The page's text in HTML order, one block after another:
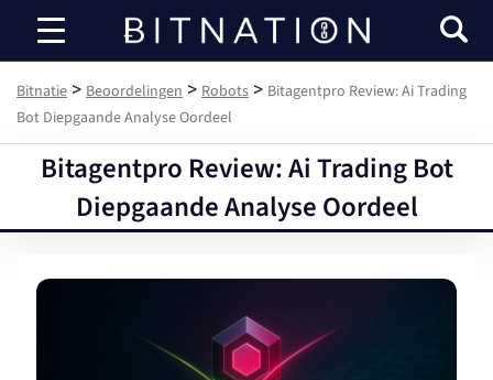
Bitnatie
Bitnatie > Beoordelingen > Robots > Bitagentpro Review: Ai Trading
Bot Diepgaande Analyse Oordeel
Bitagentpro Review: Ai Trading Bot
Diepgaande Analyse Oordeel